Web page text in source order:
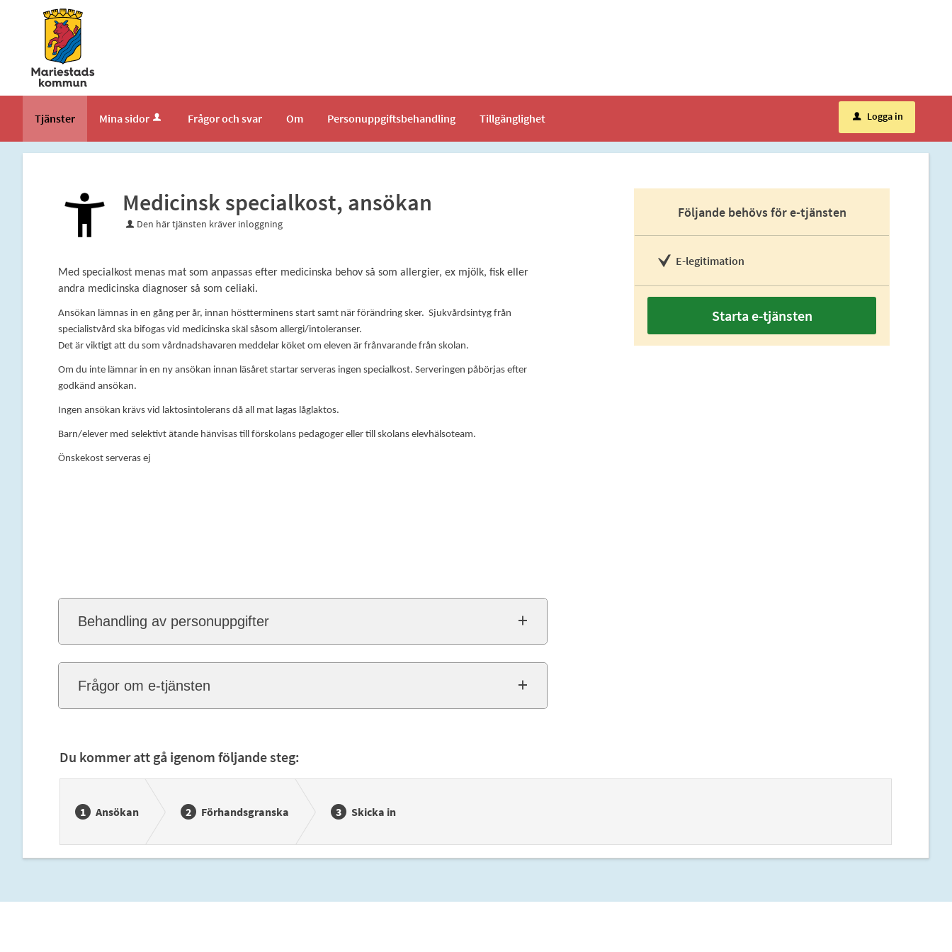
Välkommen
Mariestads
Tjänster Mina sidor Frågor och svar Om Personuppgiftsbehandling Tillgänglighet u Logga in
Medicinsk specialkost, ansökan
Den här tjänsten kräver inloggning
Med specialkost menas mat som anpassas efter medicinska behov så som allergier, ex mjölk, fisk eller
andra medicinska diagnoser så som celiaki.
Ansökan lämnas in en gång per år, innan höstterminens start samt när förändring sker. Sjukvårdsintyg från
specialistvård ska bifogas vid medicinska skäl såsom allergi/intoleranser.
Det är viktigt att du som vårdnadshavaren meddelar köket om eleven är frånvarande från skolan.
Om du inte lämnar in en ny ansökan innan läsåret startar serveras ingen specialkost. Serveringen påbörjas efter
godkänd ansökan.
Ingen ansökan krävs vid laktosintolerans då all mat lagas låglaktos.
Barn/elever med selektivt ätande hänvisas till förskolans pedagoger eller till skolans elevhälsoteam.
Önskekost serveras ej
Behandling av personuppgifter
Frågor om e-tjänsten
Följande behövs för e-tjänsten
E-legitimation
Starta e-tjänsten
Du kommer att gå igenom följande steg:
Ansökan Förhandsgranska Skicka in